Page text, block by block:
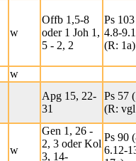
w
Offb 1,5-8
oder 1 Joh 1,
5 - 2, 2
Ps
4.8-
(R: 1a)
w
Apg 15, 22-
31
Ps 57
(R:
w
Gen 1, 26 -
2, 3 oder Kol
3, 14-
Ps 90
6.12-